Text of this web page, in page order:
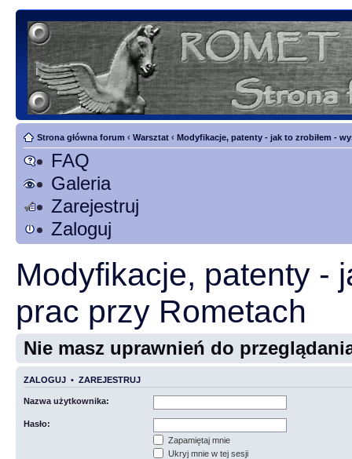
Strona główna forum ‹ Warsztat ‹ Modyfikacje, patenty - jak to zrobiłem -
FAQ
Galeria
Zarejestruj
Zaloguj
Modyfikacje, patenty -
prac przy Rometach
Nie masz uprawnień do
ZALOGUJ • ZAREJESTRUJ
Nazwa użytkownika:
Hasło:
Zapamiętaj mnie
Ukryj mnie w tej sesji